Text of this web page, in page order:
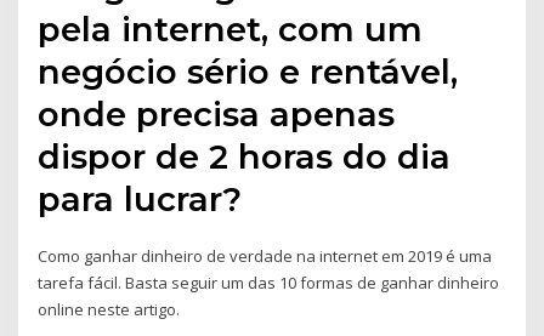
pela internet, com um
negócio sério e rentável,
onde precisa apenas
dispor de 2 horas do dia
para lucrar?
Como ganhar dinheiro de verdade na internet em 2019 é uma
tarefa fácil. Basta seguir um das 10 formas de ganhar dinheiro
online neste artigo.